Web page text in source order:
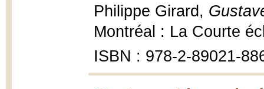
Philippe Girard,
Montréal : La Courte
ISBN : 978-2-89021-